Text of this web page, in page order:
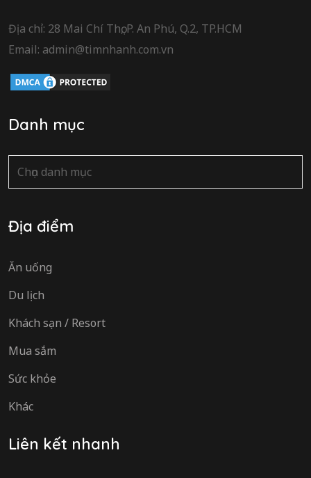
Địa chỉ: 28 Mai Chí Thọ, P. An Phú, Q.2, TP.HCM
Email: admin@timnhanh.com.vn
Danh mục
Danh
mục
Địa điểm
Ăn uống
Du lịch
Khách sạn / Resort
Mua sắm
Sức khỏe
Khác
Liên kết nhanh